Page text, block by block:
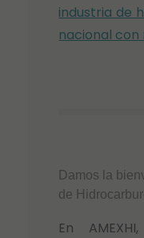
industria de
nacional con
Damos la
de
En